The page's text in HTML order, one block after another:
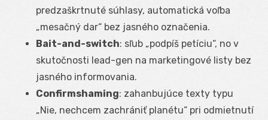
predzaškrtnuté súhlasy, automatická voľba
„mesačný dar“ bez jasného označenia.
Bait-and-switch: sľub „podpíš petíciu“, no v
skutočnosti lead-gen na marketingové listy bez
jasného informovania.
Confirmshaming: zahanbujúce texty typu
„Nie, nechcem zachrániť planétu“ pri odmietnutí